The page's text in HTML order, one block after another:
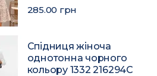
285.00 грн
Спідниця жіноча
однотонна чорного
кольору 1332 216294C